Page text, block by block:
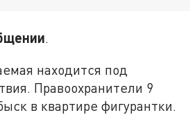
.
находится под
Правоохранители 9
в квартире фигурантки.